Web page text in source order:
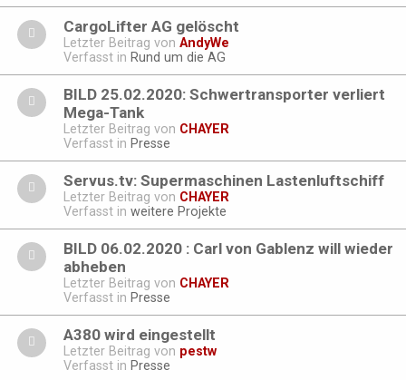
CargoLifter AG gelöscht
Letzter Beitrag von AndyWe
Verfasst in Rund um die AG
BILD 25.02.2020: Schwertransporter verliert
Mega-Tank
Letzter Beitrag von CHAYER
Verfasst in Presse
Servus.tv: Supermaschinen Lastenluftschiff
Letzter Beitrag von CHAYER
Verfasst in weitere Projekte
BILD 06.02.2020 : Carl von Gablenz will wieder
abheben
Letzter Beitrag von CHAYER
Verfasst in Presse
A380 wird eingestellt
Letzter Beitrag von pestw
Verfasst in Presse